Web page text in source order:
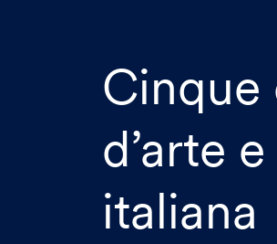
Cinque
d’arte
italiana